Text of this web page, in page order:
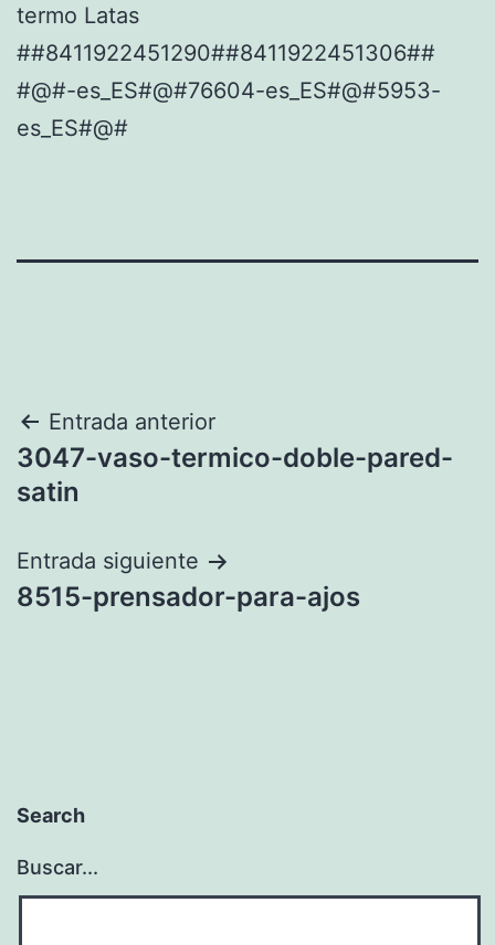
termo Latas
##8411922451290##8411922451306##
#@#-es_ES#@#76604-es_ES#@#5953-
es_ES#@#
Navegación
de
Entrada anterior
3047-vaso-termico-doble-pared-
satin
Entrada siguiente
8515-prensador-para-ajos
Search
Buscar...